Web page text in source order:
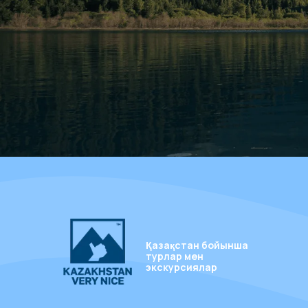
Қазақстан бойынша
турлар мен
экскурсиялар